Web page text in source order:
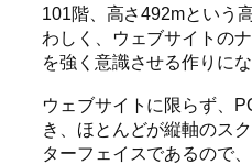
101階、高さ492mという
わしく、ウェブサイトの
を強く意識させる作りにな
ウェブサイトに限らず、
き、ほとんどが縦軸のス
ターフェイスであるので